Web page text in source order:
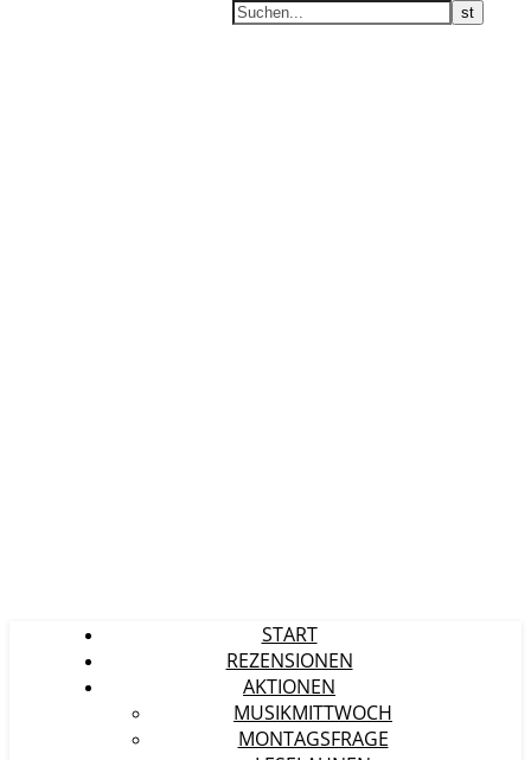
START
REZENSIONEN
AKTIONEN
MUSIKMITTWOCH
MONTAGSFRAGE